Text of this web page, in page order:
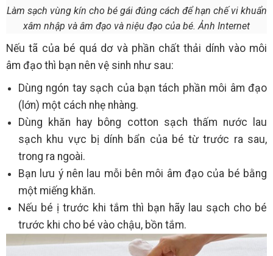
Làm sạch vùng kín cho bé gái đúng cách để hạn chế vi khuẩn
xâm nhập và âm đạo và niệu đạo của bé. Ảnh Internet
Nếu tã của bé quá dơ và phần chất thải dính vào môi
âm đạo thì bạn nên vệ sinh như sau:
Dùng ngón tay sạch của bạn tách phần môi âm đạo
(lớn) một cách nhẹ nhàng.
Dùng khăn hay bông cotton sạch thấm nước lau
sạch khu vực bị dính bẩn của bé từ trước ra sau,
trong ra ngoài.
Bạn lưu ý nên lau mỗi bên môi âm đạo của bé bằng
một miếng khăn.
Nếu bé ị trước khi tắm thì bạn hãy lau sạch cho bé
trước khi cho bé vào chậu, bồn tắm.